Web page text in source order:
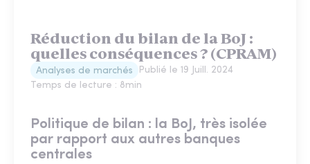
Réduction du bilan de la BoJ :
quelles conséquences ? (CPRAM)
Analyses de marchés Publié le 19 Juill. 2024
Temps de lecture : 8min
Politique de bilan : la BoJ, très isolée
par rapport aux autres banques
centrales